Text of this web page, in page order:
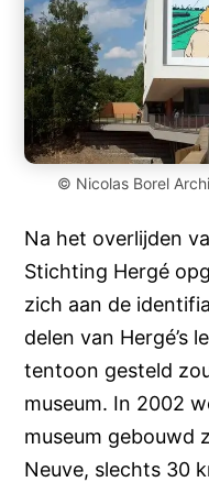
© Nicolas Borel
Na het overlijden
Stichting Hergé
zich aan de
delen van Hergé’s
tentoon gesteld
museum. In 2002
museum gebouwd
Neuve, slechts 30